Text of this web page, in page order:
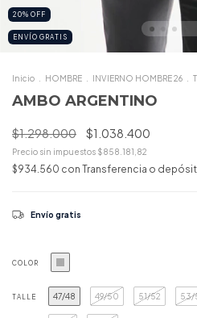
20% OFF
ENVÍO GRATIS
Inicio HOMBRE INVIERNO HOMBRE 26
AMBO ARGENTINO
$1.298.000 $1.038.400
Precio sin impuestos $858.181,82
$934.560 con Transferencia o
Envío gratis
COLOR
TALLE 47/48 49/50 51/52 53/